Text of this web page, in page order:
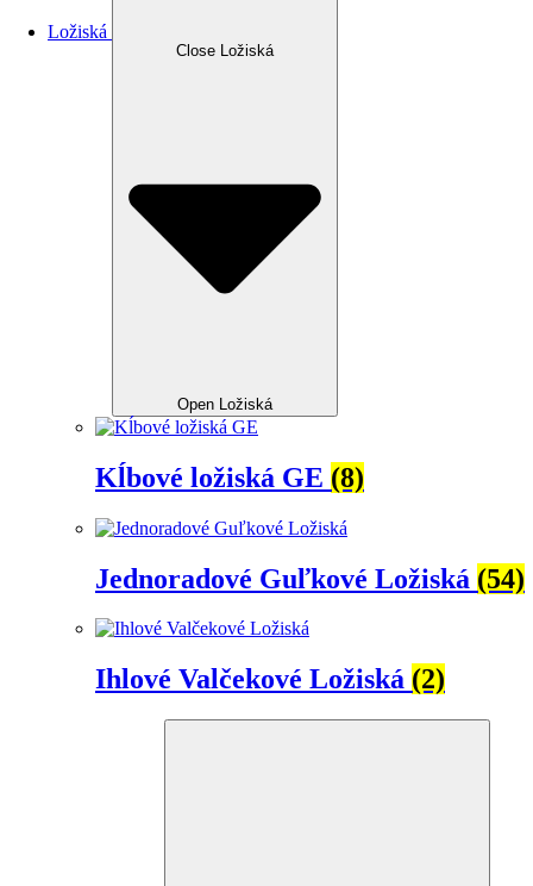
Ložiská
Close Ložiská
Open Ložiská
Kĺbové ložiská GE (8)
Jednoradové Guľkové Ložiská (54)
Ihlové Valčekové Ložiská (2)